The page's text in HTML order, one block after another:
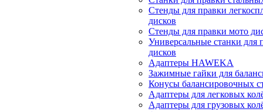
Стенды для правки
дисков
Стенды для правки мото
Универсальные станки для
дисков
Адаптеры HAWEKA
Зажимные гайки для
Конусы балансировочных
Адаптеры для легковых
Адаптеры для грузовых